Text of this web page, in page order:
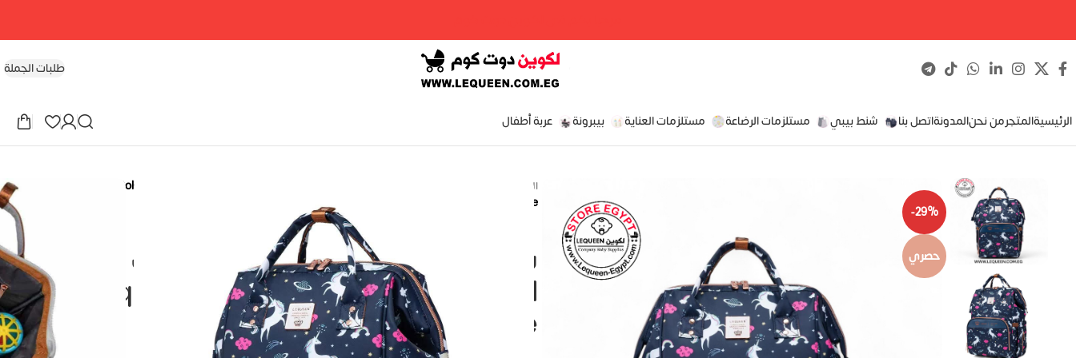
طلبات الجملة
الرئيسيةالمتجرمن نحنالمدونةاتصل بنا شنط بيبي مستلزمات الرضاعة مستلزمات العناية بيبرونة عربة أطفال
-29%
حصري
الرئيسية
شنطه ليكوين الجيل الثامن كلاسيك Lequeen 8TH Gold Classic Original Mommy Bag
Uni-Blue
شنطه ليكوين الجيل الثامن كلاسيك
Lequeen 8TH Gold Classic Original
Mommy Bag Uni-Blue